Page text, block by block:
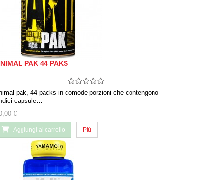
PAK 44 PAKS
pak, 44 packs in comode porzioni che contengono
capsule…
€
Aggiungi al carrello Più